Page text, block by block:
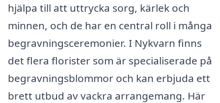
hjälpa till att uttrycka sorg, kärlek och
minnen, och de har en central roll i många
begravningsceremonier. I Nykvarn finns
det flera florister som är specialiserade på
begravningsblommor och kan erbjuda ett
brett utbud av vackra arrangemang. Här